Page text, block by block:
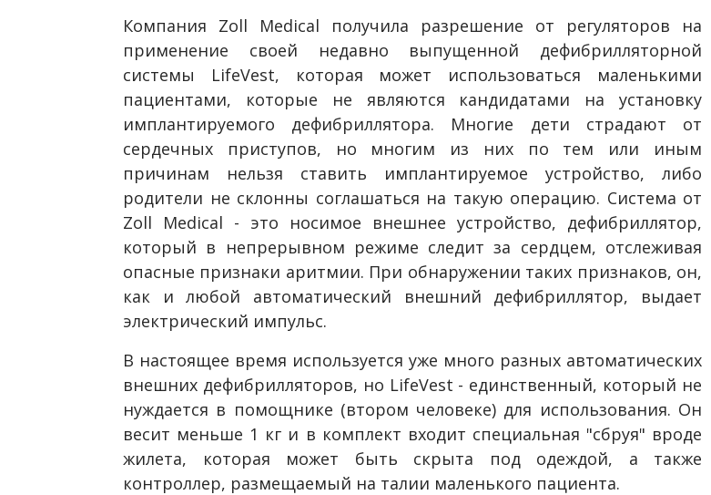
Компания Zoll Medical получила разрешение от регуляторов на
применение своей недавно выпущенной дефибрилляторной
системы LifeVest, которая может использоваться маленькими
пациентами, которые не являются кандидатами на установку
имплантируемого дефибриллятора. Многие дети страдают от
сердечных приступов, но многим из них по тем или иным
причинам нельзя ставить имплантируемое устройство, либо
родители не склонны соглашаться на такую операцию. Система от
Zoll Medical - это носимое внешнее устройство, дефибриллятор,
который в непрерывном режиме следит за сердцем, отслеживая
опасные признаки аритмии. При обнаружении таких признаков, он,
как и любой автоматический внешний дефибриллятор, выдает
электрический импульс.
В настоящее время используется уже много разных автоматических
внешних дефибрилляторов, но LifeVest - единственный, который не
нуждается в помощнике (втором человеке) для использования. Он
весит меньше 1 кг и в комплект входит специальная "сбруя" вроде
жилета, которая может быть скрыта под одеждой, а также
контроллер, размещаемый на талии маленького пациента.